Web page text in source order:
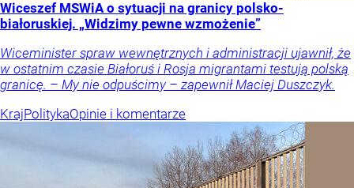
Wiceszef MSWiA o sytuacji na granicy polsko-
białoruskiej. „Widzimy pewne wzmożenie”
Wiceminister spraw wewnętrznych i administracji ujawnił, że
w ostatnim czasie Białoruś i Rosja migrantami testują polską
granicę. – My nie odpuścimy – zapewnił Maciej Duszczyk.
KrajPolitykaOpinie i komentarze